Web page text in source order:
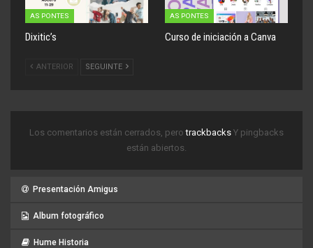
AS PONTES
Dixitic’s
AS PONTES
Curso de iniciación a Canva
ANTERIOR SEGUINTE
Los comentarios están cerrados, perotrackbacks Y pingbacks
están abiertos.
Presentación Amigus
Album fotográfico
Hume Historia